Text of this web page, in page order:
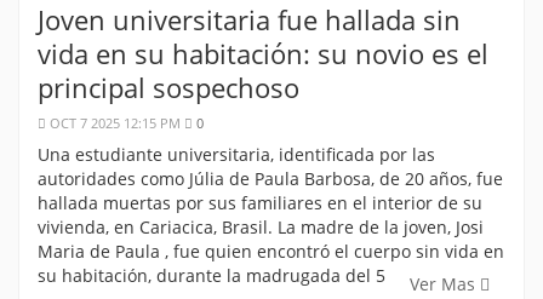
Joven universitaria fue hallada sin
vida en su habitación: su novio es el
principal sospechoso
OCT 7 2025 12:15 PM 0
Una estudiante universitaria, identificada por las
autoridades como Júlia de Paula Barbosa, de 20 años, fue
hallada muertas por sus familiares en el interior de su
vivienda, en Cariacica, Brasil. La madre de la joven, Josi
Maria de Paula , fue quien encontró el cuerpo sin vida en
su habitación, durante la madrugada del 5
Ver Mas